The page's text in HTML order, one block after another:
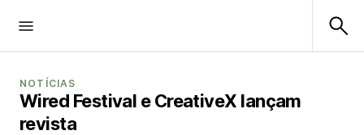
NOTÍCIAS
Wired Festival e CreativeX lançam
revista